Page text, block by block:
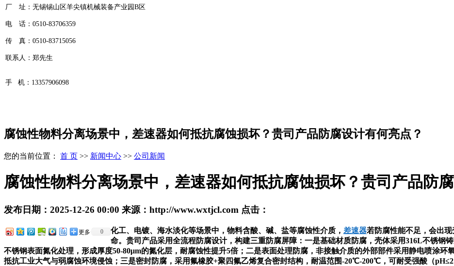
厂 址：无锡锡山区羊尖镇机械装备产业园B区
电 话：0510-83706359
传 真：0510-83715056
联系人：郑先生
手 机： 13357906098
腐蚀性物料分离场景中，差速器如何抵抗腐蚀损坏？贵司产品防腐设计有何亮点？
您的当前位置： 首 页 >> 新闻中心 >> 公司新闻
腐蚀性物料分离场景中，差速器如何抵抗腐蚀损坏？贵司产品防
发布日期： 2025-12-26 00:00 来源： http://www.wxtjcl.com 点击：
更多 0 化工、电镀、海水淡化等场景中，物料含酸、碱、盐等腐蚀性介质， 差速器若防腐性能不足，会出
命。贵司产品采用全流程防腐设计，构建三重防腐屏障：一是基础材质防腐，壳体采用316L不锈钢
不锈钢表面氮化处理，形成厚度50-80μm的氮化层，耐腐蚀性提升5倍；二是表面处理防腐，非接触介质的外部部件采用静电喷涂环
抵抗工业大气与弱腐蚀环境侵蚀；三是密封防腐，采用氟橡胶+聚四氟乙烯复合密封结构，耐温范围-20℃-200℃，可耐受强酸（